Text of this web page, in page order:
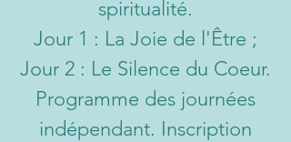
spiritualité.
Jour 1 : La Joie de l'Être ;
Jour 2 : Le Silence du Coeur.
Programme des journées
indépendant. Inscription